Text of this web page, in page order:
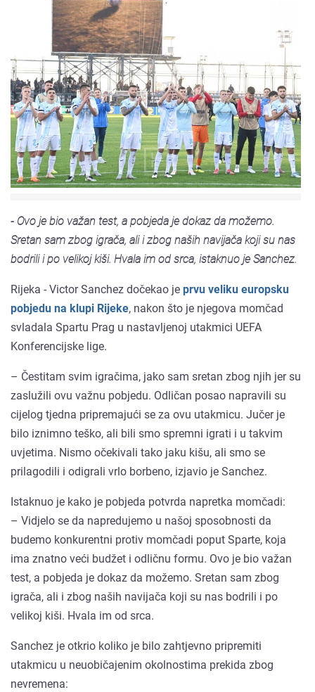
- Ovo je bio važan test, a pobjeda je dokaz da možemo.
Sretan sam zbog igrača, ali i zbog naših navijača koji su nas
bodrili i po velikoj kiši. Hvala im od srca, istaknuo je Sanchez.
Rijeka - Victor Sanchez dočekao je prvu veliku europsku
pobjedu na klupi Rijeke, nakon što je njegova momčad
svladala Spartu Prag u nastavljenoj utakmici UEFA
Konferencijske lige.
– Čestitam svim igračima, jako sam sretan zbog njih jer su
zaslužili ovu važnu pobjedu. Odličan posao napravili su
cijelog tjedna pripremajući se za ovu utakmicu. Jučer je
bilo iznimno teško, ali bili smo spremni igrati i u takvim
uvjetima. Nismo očekivali tako jaku kišu, ali smo se
prilagodili i odigrali vrlo borbeno, izjavio je Sanchez.
Istaknuo je kako je pobjeda potvrda napretka momčadi:
– Vidjelo se da napredujemo u našoj sposobnosti da
budemo konkurentni protiv momčadi poput Sparte, koja
ima znatno veći budžet i odličnu formu. Ovo je bio važan
test, a pobjeda je dokaz da možemo. Sretan sam zbog
igrača, ali i zbog naših navijača koji su nas bodrili i po
velikoj kiši. Hvala im od srca.
Sanchez je otkrio koliko je bilo zahtjevno pripremiti
utakmicu u neuobičajenim okolnostima prekida zbog
nevremena: